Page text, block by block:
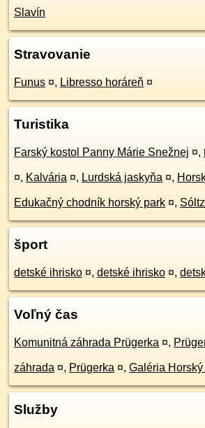
Slavín
Stravovanie
Funus ¤, Libresso horáreň ¤
Turistika
Farský kostol Panny Márie Snežnej ¤,
¤, Kalvária ¤, Lurdská jaskyňa ¤,
Edukačný chodník horský park ¤,
šport
detské ihrisko ¤, detské ihrisko ¤,
Voľný čas
Komunitná záhrada Prügerka ¤,
záhrada ¤, Prügerka ¤, Galéria Horský
Služby